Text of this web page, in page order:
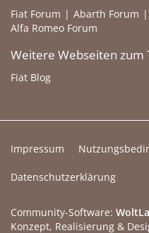
Fiat Forum Abarth Forum
Alfa Romeo Forum
Weitere Webseiten zum
Fiat Blog
Impressum
Datenschutzerklärung
Community-Software:
Konzept, Realisierung &